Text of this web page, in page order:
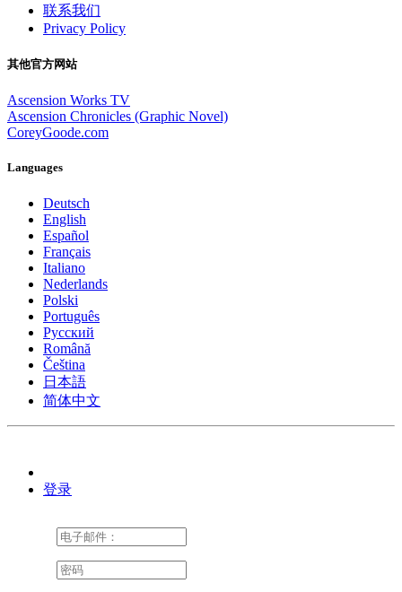
联系我们
Privacy Policy
其他官方网站
Ascension Works TV
Ascension Chronicles (Graphic Novel)
CoreyGoode.com
Languages
Deutsch
English
Español
Français
Italiano
Nederlands
Polski
Português
Pусский
Română
Čeština
日本語
简体中文
登录